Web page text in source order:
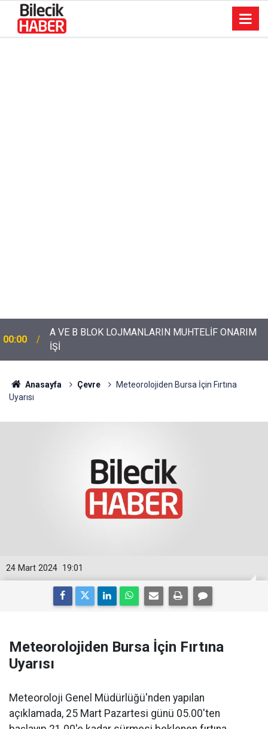
00:00
A VE B BLOK LOJMANLARIN MUHTELİF ONARIM
İŞİ
Anasayfa Çevre
Meteorolojiden Bursa İçin Fırtına
Uyarısı
19:01
24 Mart 2024
Meteorolojiden Bursa İçin Fırtına
Uyarısı
Meteoroloji Genel Müdürlüğü'nden yapılan
açıklamada, 25 Mart Pazartesi günü 05.00'ten